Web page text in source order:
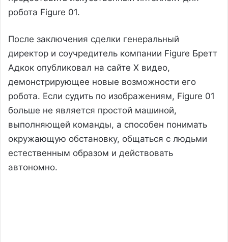
робота Figure 01.
После заключения сделки генеральный
директор и соучредитель компании Figure Бретт
Адкок опубликовал на сайте X видео,
демонстрирующее новые возможности его
робота. Если судить по изображениям, Figure 01
больше не является простой машиной,
выполняющей команды, а способен понимать
окружающую обстановку, общаться с людьми
естественным образом и действовать
автономно.